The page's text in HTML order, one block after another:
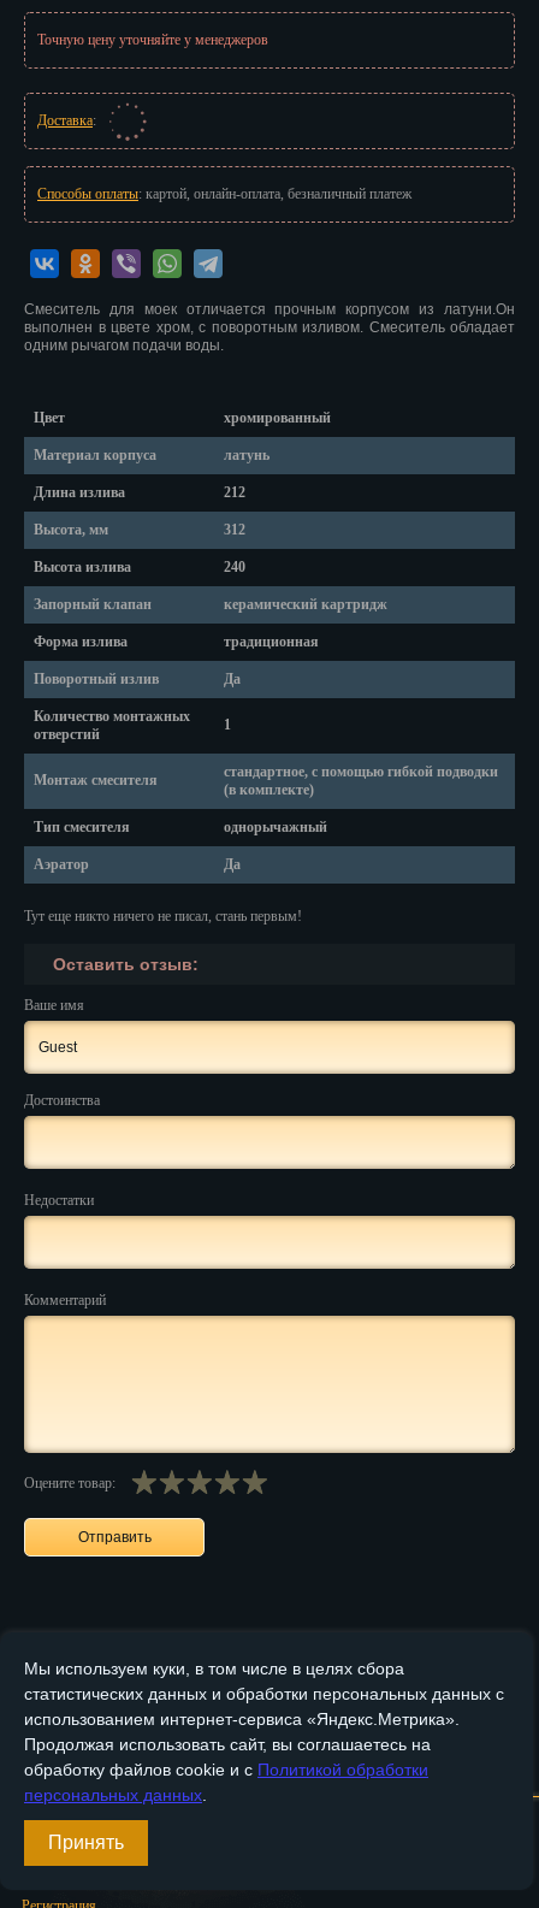
Киров
Кострома
Кызыл
Магас
Набережные Челны
Новокузнецк
Новосибирск
Новочеркасск
Пермь
Ростов-на-Дону
Рязань
Точную цену уточняйте у менеджеров
Доставка:
Способы оплаты: картой, онлайн-оплата, безналичный платеж
Смеситель для моек отличается прочным корпусом из латуни.Он
выполнен в цвете хром, с поворотным изливом. Смеситель обладает
одним рычагом подачи воды.
Цвет хромированный
Материал корпуса латунь
Длина излива 212
Высота, мм 312
Высота излива 240
Запорный клапан керамический картридж
Форма излива традиционная
Поворотный излив Да
Количество монтажных
отверстий
1
Монтаж смесителя
стандартное, с помощью гибкой подводки
(в комплекте)
Тип смесителя однорычажный
Аэратор Да
Тут еще никто ничего не писал, стань первым!
Оставить отзыв:
Ваше имя
Достоинства
Недостатки
Комментарий
Оцените товар:
Мы используем куки, в том числе в целях сбора
статистических данных и обработки персональных данных с
использованием интернет-сервиса «Яндекс.Метрика».
Продолжая использовать сайт, вы соглашаетесь на
обработку файлов cookie и с Политикой обработки
персональных данных
Принять
Главная О компании Медные изделия Бронзовые изделия
Вход